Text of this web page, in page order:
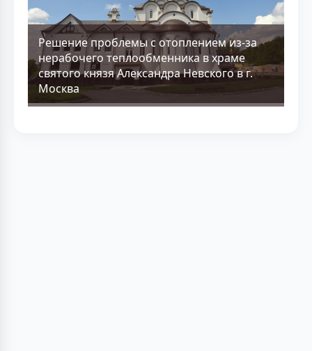
Решение проблемы с отоплением из-за
нерабочего теплообменника в храме
святого князя Александра Невского в г.
Москва